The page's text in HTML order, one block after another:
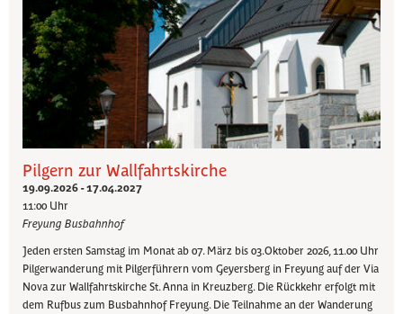
Pilgern zur Wallfahrtskirche
19.09.2026 - 17.04.2027
11:00 Uhr
Freyung Busbahnhof
Jeden ersten Samstag im Monat ab 07. März bis 03.Oktober 2026, 11.00 Uhr
Pilgerwanderung mit Pilgerführern vom Geyersberg in Freyung auf der Via
Nova zur Wallfahrtskirche St. Anna in Kreuzberg. Die Rückkehr erfolgt mit
dem Rufbus zum Busbahnhof Freyung. Die Teilnahme an der Wanderung